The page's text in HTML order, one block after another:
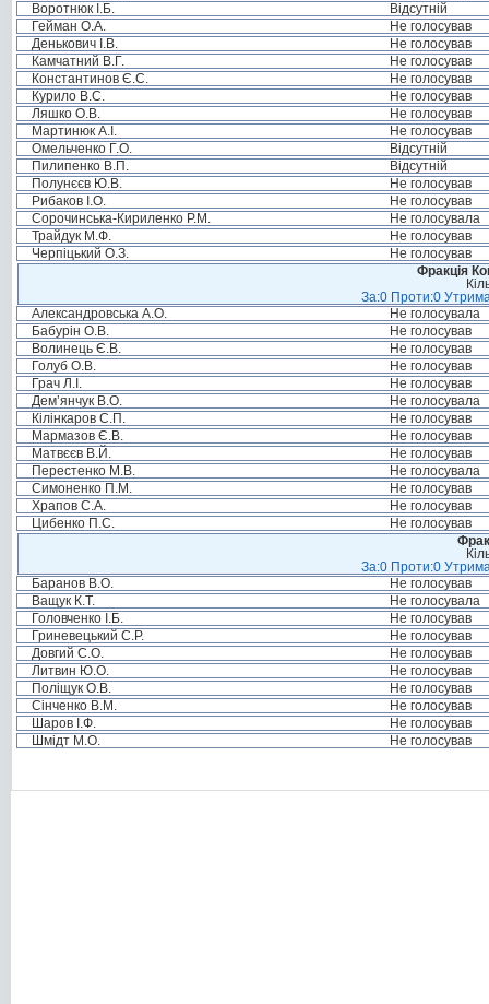
Воротнюк І.Б.
Відсутній
Гейман О.А.
Не голосував
Денькович І.В.
Не голосував
Камчатний В.Г.
Не голосував
Константинов Є.С.
Не голосував
Курило В.С.
Не голосував
Ляшко О.В.
Не голосував
Мартинюк А.І.
Не голосував
Омельченко Г.О.
Відсутній
Пилипенко В.П.
Відсутній
Полунєєв Ю.В.
Не голосував
Рибаков І.О.
Не голосував
Сорочинська-Кириленко Р.М.
Не голосувала
Трайдук М.Ф.
Не голосував
Черпіцький О.З.
Не голосував
Фракція
За:0 Проти:0
Александровська А.О.
Не голосувала
Бабурін О.В.
Не голосував
Волинець Є.В.
Не голосував
Голуб О.В.
Не голосував
Грач Л.І.
Не голосував
Дем’янчук В.О.
Не голосувала
Кілінкаров С.П.
Не голосував
Мармазов Є.В.
Не голосував
Матвєєв В.Й.
Не голосував
Перестенко М.В.
Не голосувала
Симоненко П.М.
Не голосував
Храпов С.А.
Не голосував
Цибенко П.С.
Не голосував
За:0 Проти:0
Баранов В.О.
Не голосував
Ващук К.Т.
Не голосувала
Головченко І.Б.
Не голосував
Гриневецький С.Р.
Не голосував
Довгий С.О.
Не голосував
Литвин Ю.О.
Не голосував
Поліщук О.В.
Не голосував
Сінченко В.М.
Не голосував
Шаров І.Ф.
Не голосував
Шмідт М.О.
Не голосував